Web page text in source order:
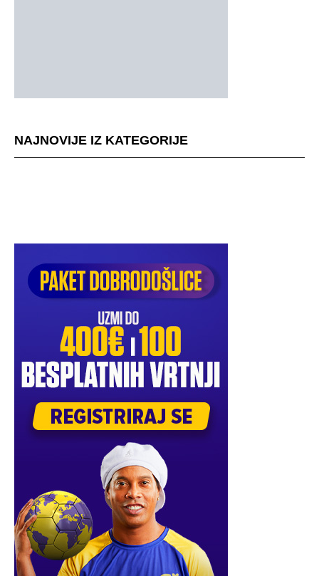
NAJNOVIJE IZ KATEGORIJE